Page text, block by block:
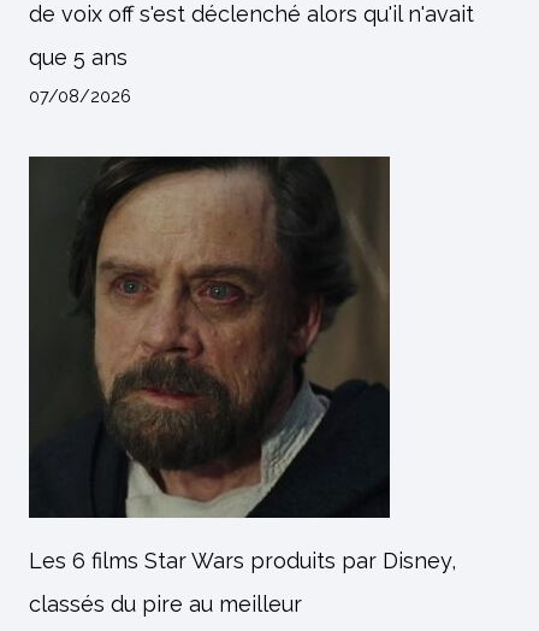
de voix off s'est déclenché alors qu'il n'avait
que 5 ans
07/08/2026
Les 6 films Star Wars produits par Disney,
classés du pire au meilleur